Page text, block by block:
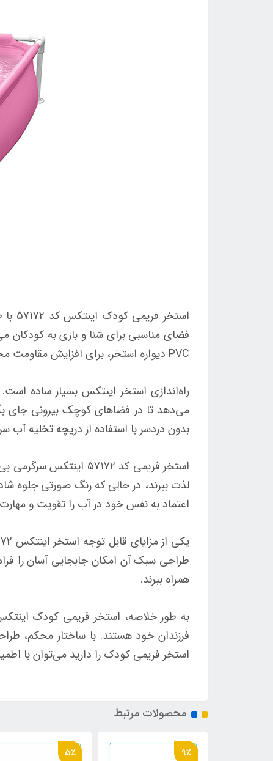
فضای مناسبی برای شنا و بازی به
PVC دیواره استخر، برای افزایش مقاومت محصول طراحی شده‌اند تا خطر نشت یا سوراخ شدن را به حداقل برساند.
راه‌اندازی استخر اینتکس بسیار ساده
می‌دهد تا در فضاهای کوچک بیرونی جای
بدون دردسر با استفاده از دریچه تخلیه
استخر فریمی کد
لذت ببرند، در حالی که رنگ صورتی جلوه
اعتماد به نفس خود در آب را تقویت و
طراحی سبک آن امکان جابجایی آسان را
همراه ببرند.
فرزندان خود هستند. با ساختار محکم،
استخر فریمی کودک را دارید می‌توان با
محصولات مرتبط
9٪ 5٪